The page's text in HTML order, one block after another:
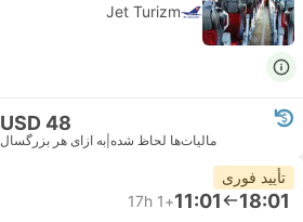
Jet Turizm
USD 48
مالیات‌ها لحاظ شده به ازای هر بزرگسال
تأیید فوری
18:01
11:01
+1
17h